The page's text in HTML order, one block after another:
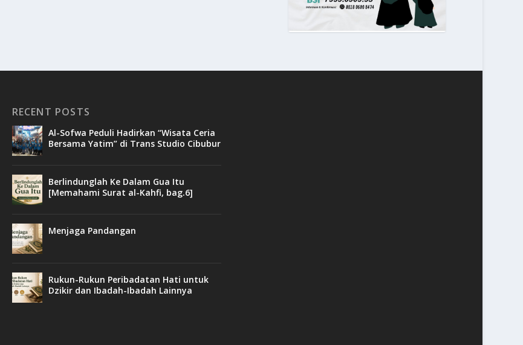
RECENT POSTS
Al-Sofwa Peduli Hadirkan “Wisata Ceria
Bersama Yatim” di Trans Studio Cibubur
Berlindunglah Ke Dalam Gua Itu
[Memahami Surat al-Kahfi, bag.6]
Menjaga Pandangan
Rukun-Rukun Peribadatan Hati untuk
Dzikir dan Ibadah-Ibadah Lainnya